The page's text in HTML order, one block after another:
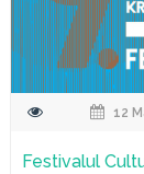
12
Festivalul